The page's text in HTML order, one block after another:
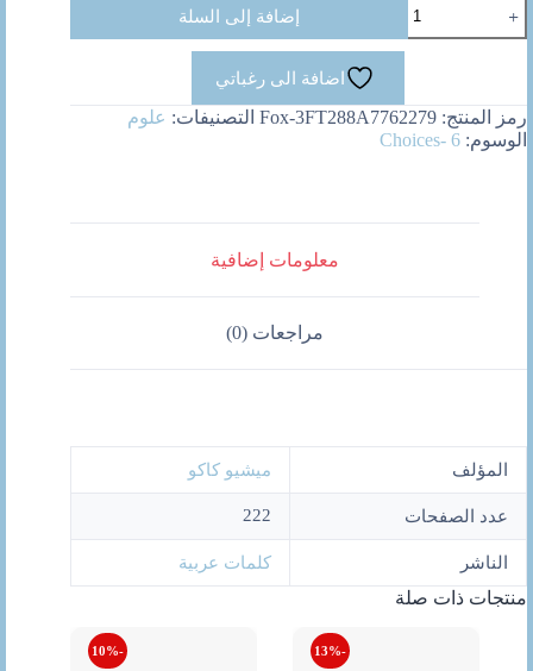
كون
اينشتاين
إضافة إلى السلة
اضافة الى رغباتي
رمز المنتج: Fox-3FT288A7762279 التصنيفات: علوم
الوسوم: Choices- 6
معلومات إضافية
مراجعات (0)
المؤلف ميشيو كاكو
عدد الصفحات 222
الناشر كلمات عربية
منتجات ذات صلة
-13%
-10%